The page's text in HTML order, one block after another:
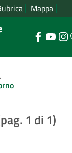
Mappa
1 di 1)